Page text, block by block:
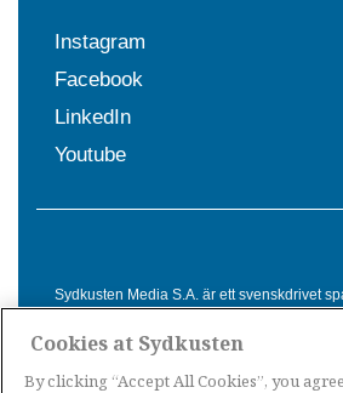
Instagram
Facebook
LinkedIn
Youtube
Sydkusten Media S.A. är ett svenskdrivet
Spanien. Genom nyhetsbevakning av hela
Cookies at Sydkusten
By clicking “Accept All Cookies”, you